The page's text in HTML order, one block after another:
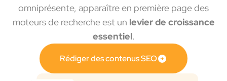
omniprésente, apparaître en première page des
moteurs de recherche est un levier de croissance
essentiel.
Rédiger des contenus SEO